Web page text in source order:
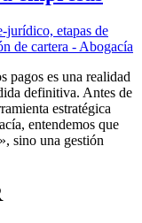
pagos es una realidad
definitiva. Antes de
estratégica
entendemos que
sino una gestión